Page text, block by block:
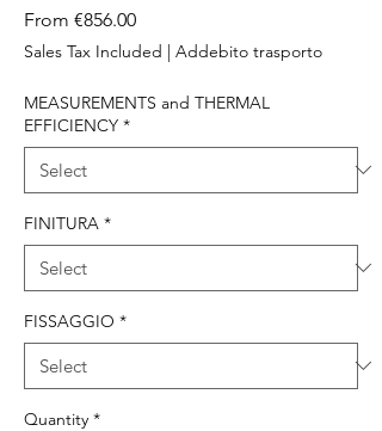
From €856.00Sale
Price
Sales Tax Included | Addebito trasporto
MEASUREMENTS and THERMAL
EFFICIENCY *
FINITURA *
FISSAGGIO *
Quantity *